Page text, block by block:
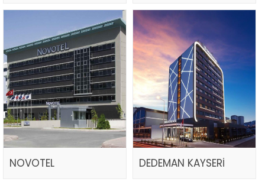
NOVOTEL DEDEMAN KAYSERİ